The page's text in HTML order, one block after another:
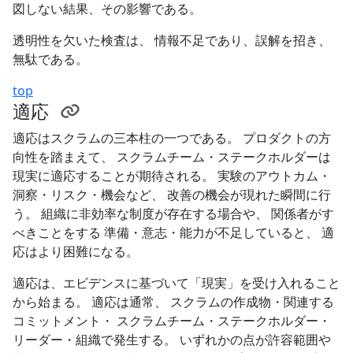
図しない結果、その影響である。
透明性を欠いた検査は、 情報不足であり、誤解を招き、
無駄である。
top
適応
適応はスクラムの三本柱の一つである。 プロダクトの方
向性を踏まえて、 スクラムチーム・ステークホルダーは
現実に適応することが期待される。 実験のアウトカム・
洞察・リスク・機会など、 改善の機会が現れた瞬間に行
う。 組織に非効率な制度が存在する場合や、 関係者がす
べきことをする 準備・意志・能力が不足していると、 適
応はより困難になる。
適応は、エビデンスに基づいて「現実」を受け入れること
から始まる。 適応は通常、 スクラムの作成物・関連する
コミットメント・ スクラムチーム・ステークホルダー・
リーダー・組織で発生する。 いずれかの点が許容範囲や